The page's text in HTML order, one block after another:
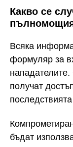
Какво се
Всяка
формуляр за
получат
бъдат